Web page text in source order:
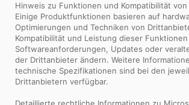
Hinweis zu Funktionen und Kompatibilität
Einige Produktfunktionen basieren auf
Optimierungen und Techniken von
Kompatibilität und Leistung dieser
Softwareanforderungen, Updates oder
der Drittanbieter ändern. Weitere
technische Spezifikationen sind bei den
Drittanbietern verfügbar.